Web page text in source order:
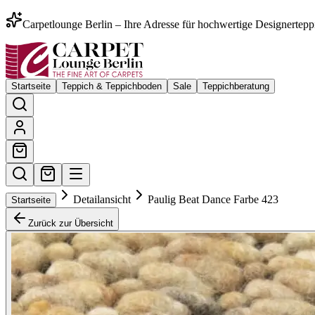
Carpetlounge Berlin – Ihre Adresse für hochwertige
Startseite Teppich & Teppichboden Sale Teppichberatung
Startseite Detailansicht Paulig Beat Dance Farbe 423
Zurück zur Übersicht